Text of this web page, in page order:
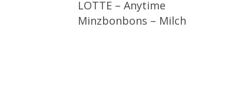
LOTTE – Anytime
Minzbonbons – Milch